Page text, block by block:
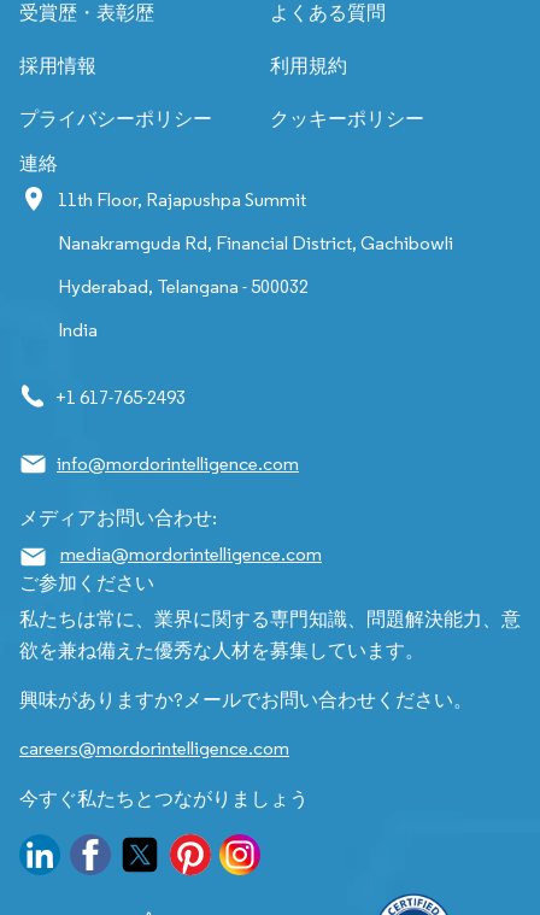
受賞歴・表彰歴 よくある質問
採用情報 利用規約
プライバシーポリシー クッキーポリシー
連絡
11th Floor, Rajapushpa Summit
Nanakramguda Rd, Financial District, Gachibowli
Hyderabad, Telangana - 500032
India
+1 617-765-2493
info@mordorintelligence.com
メディアお問い合わせ:
media@mordorintelligence.com
ご参加ください
私たちは常に、業界に関する専門知識、問題解決能力、意
欲を兼ね備えた優秀な人材を募集しています。
興味がありますか?メールでお問い合わせください。
careers@mordorintelligence.com
今すぐ私たちとつながりましょう